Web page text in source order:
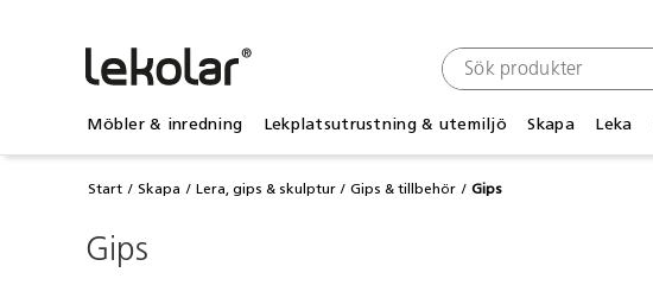
Möbler & inredning Lekplatsutrustning & utemiljö Skapa Leka
Start Skapa Lera, gips & skulptur Gips & tillbehör Gips
Gips